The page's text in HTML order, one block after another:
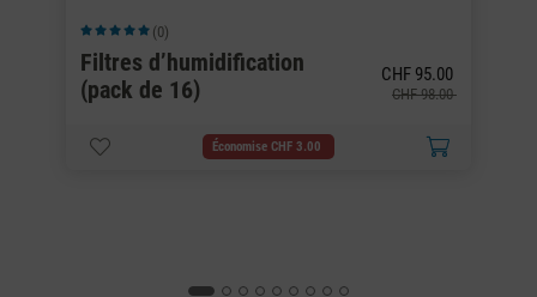
Note moyenne de 5 sur 5 étoiles
(0)
Filtres d’humidification
(pack de 16)
CHF 95.00
CHF 98.00
Économise CHF 3.00